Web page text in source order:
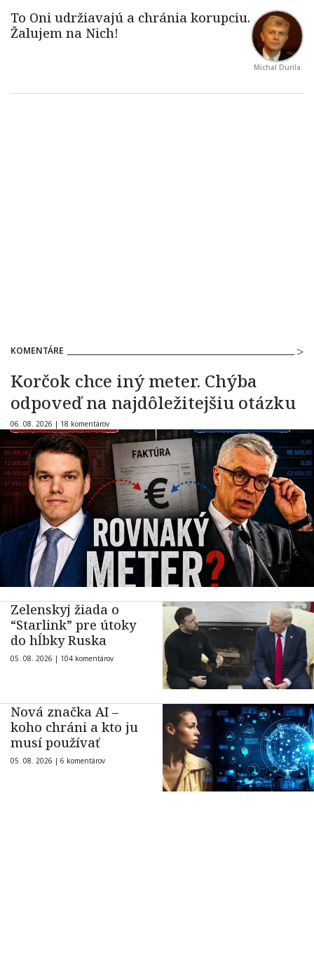
Michal Durila
KOMENTÁRE
Korčok chce iný meter. Chýba
odpoveď na najdôležitejšiu otázku
06. 08. 2026 | 18 komentárov
Zelenskyj žiada o
“Starlink” pre útoky
do hĺbky Ruska
05. 08. 2026 | 104 komentárov
Nová značka AI –
koho chráni a kto ju
musí používať
05. 08. 2026 | 6 komentárov